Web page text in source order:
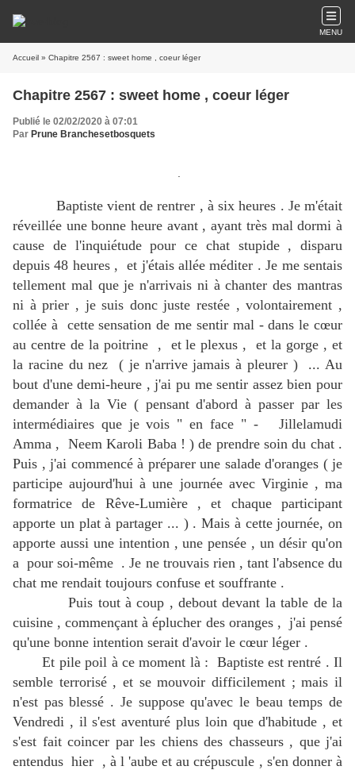
MENU
Accueil » Chapitre 2567 : sweet home , coeur léger
Chapitre 2567 : sweet home , coeur léger
Publié le 02/02/2020 à 07:01
Par Prune Branchesetbosquets
Baptiste vient de rentrer , à six heures . Je m'était
réveillée une bonne heure avant , ayant très mal dormi à
cause de l'inquiétude pour ce chat stupide , disparu
depuis 48 heures , et j'étais allée méditer . Je me sentais
tellement mal que je n'arrivais ni à chanter des mantras
ni à prier , je suis donc juste restée , volontairement ,
collée à cette sensation de me sentir mal - dans le cœur
au centre de la poitrine , et le plexus , et la gorge , et
la racine du nez ( je n'arrive jamais à pleurer ) ... Au
bout d'une demi-heure , j'ai pu me sentir assez bien pour
demander à la Vie ( pensant d'abord à passer par les
intermédiaires que je vois " en face " - Jillelamudi
Amma , Neem Karoli Baba ! ) de prendre soin du chat .
Puis , j'ai commencé à préparer une salade d'oranges ( je
participe aujourd'hui à une journée avec Virginie , ma
formatrice de Rêve-Lumière , et chaque participant
apporte un plat à partager ... ) . Mais à cette journée, on
apporte aussi une intention , une pensée , un désir qu'on
a pour soi-même . Je ne trouvais rien , tant l'absence du
chat me rendait toujours confuse et souffrante .
Puis tout à coup , debout devant la table de la
cuisine , commençant à éplucher des oranges , j'ai pensé
qu'une bonne intention serait d'avoir le cœur léger .
Et pile poil à ce moment là : Baptiste est rentré . Il
semble terrorisé , et se mouvoir difficilement ; mais il
n'est pas blessé . Je suppose qu'avec le beau temps de
Vendredi , il s'est aventuré plus loin que d'habitude , et
s'est fait coincer par les chiens des chasseurs , que j'ai
entendus hier , à l 'aube et au crépuscule , s'en donner à